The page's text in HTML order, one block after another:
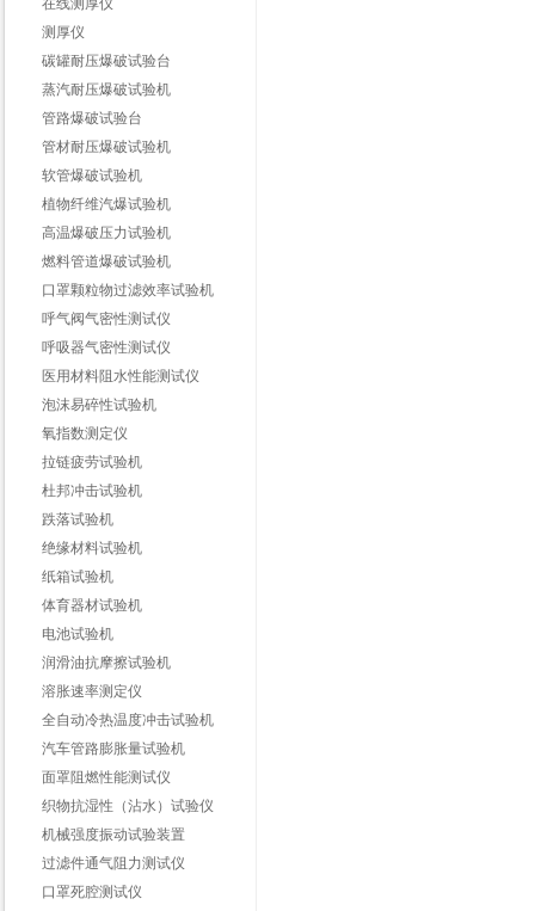
在线测厚仪
测厚仪
碳罐耐压爆破试验台
蒸汽耐压爆破试验机
管路爆破试验台
管材耐压爆破试验机
软管爆破试验机
植物纤维汽爆试验机
高温爆破压力试验机
燃料管道爆破试验机
口罩颗粒物过滤效率试验机
呼气阀气密性测试仪
呼吸器气密性测试仪
医用材料阻水性能测试仪
泡沫易碎性试验机
氧指数测定仪
拉链疲劳试验机
杜邦冲击试验机
跌落试验机
绝缘材料试验机
纸箱试验机
体育器材试验机
电池试验机
润滑油抗摩擦试验机
溶胀速率测定仪
全自动冷热温度冲击试验机
汽车管路膨胀量试验机
面罩阻燃性能测试仪
织物抗湿性（沾水）试验仪
机械强度振动试验装置
过滤件通气阻力测试仪
口罩死腔测试仪